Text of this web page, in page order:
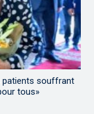
patients souffrant
tous»